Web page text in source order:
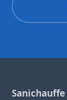
Sanichauffe